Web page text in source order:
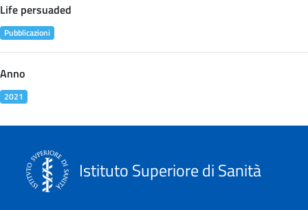
Life persuaded
Pubblicazioni
Anno
2021
Istituto Superiore di Sanità